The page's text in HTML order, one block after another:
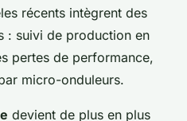
récents intègrent des
: suivi de production en
pertes de performance,
micro-onduleurs.
devient de plus en plus